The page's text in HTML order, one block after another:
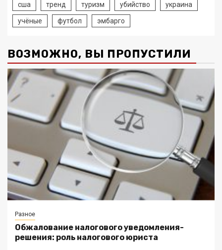
сша тренд туризм убийство украина
учёные футбол эмбарго
ВОЗМОЖНО, ВЫ ПРОПУСТИЛИ
Разное
Обжалование налогового уведомления-
решения: роль налогового юриста